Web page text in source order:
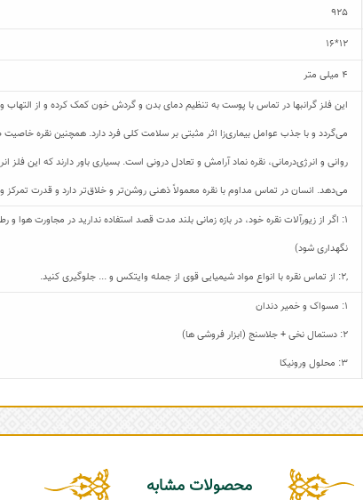
925
12*16
4 میلی متر
این فلز گرانبها در تماس با پوست به تنظیم دمای بدن و گردش خون کمک کرده و از
می‌گردد و با جذب عوامل بیماری‌زا اثر مثبتی بر سلامت کلی فرد دارد. همچنین نقره
روانی و انرژی‌درمانی، نقره نماد آرامش و تعادل درونی است. بسیاری باور دارند که این
می‌دهد. انسان در تماس مداوم با نقره معمولاً ذهنی روشن‌تر و خلاق‌تر دارد و قدرت
1: اگر از زیورآلات نقره خود، در بازه زمانی بلند مدت قصد استفاده ندارید در مجاورت
نگهداری شود)
,2: از تماس نقره با انواع مواد شیمیایی قوی از جمله وایتکس و ... جلوگیری کنید.
1: مسواک و خمیر دندان
2: دستمال نخی + جلاسنج (ابزار فروشی ها)
3: محلول ورونیکا
محصولات مشابه